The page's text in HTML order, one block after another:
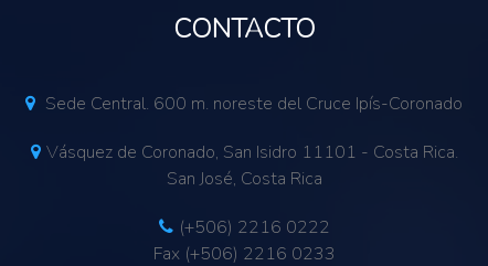
CONTACTO
Sede Central. 600 m. noreste del Cruce Ipís-Coronado
Vásquez de Coronado, San Isidro 11101 - Costa Rica.
San José, Costa Rica
(+506) 2216 0222
Fax (+506) 2216 0233